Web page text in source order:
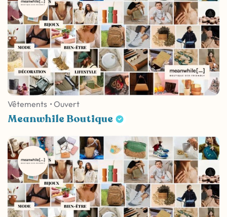
Vêtements • Ouvert
Meanwhile Boutique